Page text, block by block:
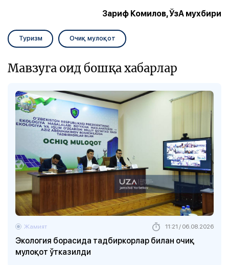
Зариф Комилов, ЎзА мухбири
Туризм Очиқ мулоқот
Мавзуга оид бошқа хабарлар
Экология борасида тадбиркорлар билан очиқ
мулоқот ўтказилди
Жамият 11:21 / 06.08.2026